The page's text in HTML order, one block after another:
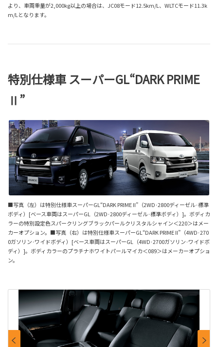
より、車両重量が2,000kg以上の場合は、JC08モード12.5km/L、WLTCモード11.3k
m/Lとなります。
特別仕様車 スーパーGL“DARK PRIME
Ⅱ”
■写真（左）は特別仕様車スーパーGL“DARK PRIME II”（2WD·2800ディーゼル·標準
ボディ）[ベース車両はスーパーGL（2WD·2800ディーゼル·標準ボディ）]。ボディカ
ラーの特別設定色スパークリングブラックパールクリスタルシャイン＜220＞はメー
カーオプション。■写真（右）は特別仕様車スーパーGL“DARK PRIME II”（4WD·270
0ガソリン·ワイドボディ）[ベース車両はスーパーGL（4WD·2700ガソリン·ワイドボ
ディ）]。ボディカラーのプラチナホワイトパールマイカ＜089＞はメーカーオプショ
ン。